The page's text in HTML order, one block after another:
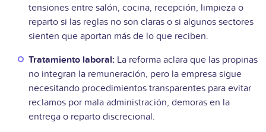
tensiones entre salón, cocina, recepción, limpieza o
reparto si las reglas no son claras o si algunos sectores
sienten que aportan más de lo que reciben.
Tratamiento laboral: La reforma aclara que las propinas
no integran la remuneración, pero la empresa sigue
necesitando procedimientos transparentes para evitar
reclamos por mala administración, demoras en la
entrega o reparto discrecional.